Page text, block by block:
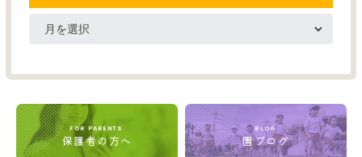
FOR PARENTS
保護者の方へ
BLOG
園ブログ